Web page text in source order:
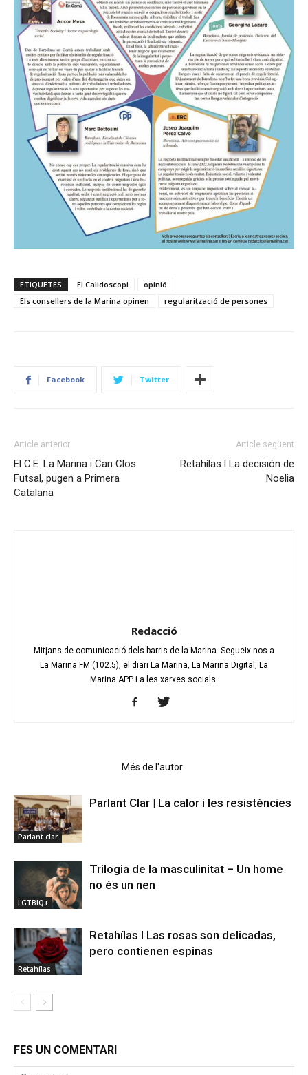
ETIQUETES El Calidoscopi
opinió
Els consellers de la Marina opinen
regularització de persones
Facebook Twitter
Article anterior
El C.E. La Marina i Can Clos
Futsal, pugen a Primera
Catalana
Article següent
Retahílas l La decisión de
Noelia
Redacció
Mitjans de comunicació dels barris de la Marina. Segueix-nos a
La Marina FM (102.5), el diari La Marina, La Marina Digital, La
Marina APP i a les xarxes socials.
Més de l'autor
Parlant clar
Parlant Clar | La calor i les resistències
LGTBIQ+
Trilogia de la masculinitat – Un home
no és un nen
Retahílas
Retahílas l Las rosas son delicadas,
pero contienen espinas
FES UN COMENTARI